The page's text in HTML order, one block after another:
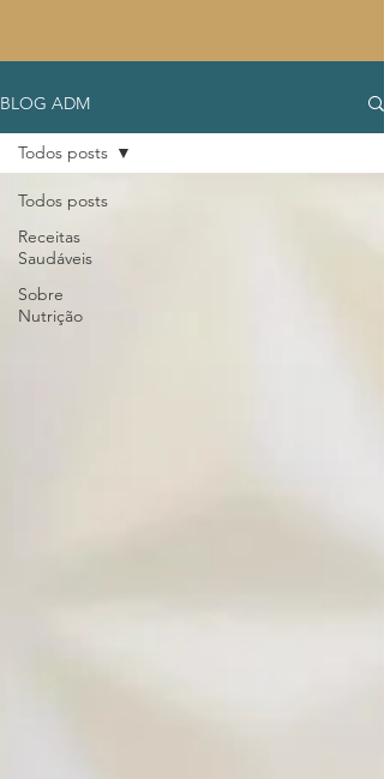
BLOG ADM
Todos posts
Receitas
Saudáveis
Sobre
Nutrição
Todos posts